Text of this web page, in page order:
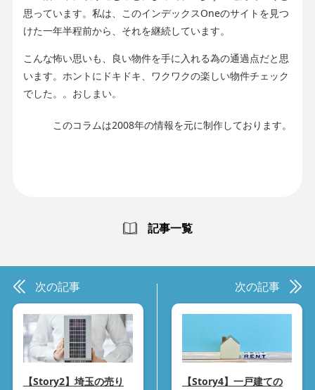
思っています。私は、このインデックスOneのサイトを見つ
けた一年半程前から、それを継続しています。
こんな怖い思いも、良い物件を手に入れる為の通過点だと思
います。ホントにドキドキ、ワクワクの楽しい物件チェック
でした。。おしまい。
このコラムは2008年の情報を元に制作しております。
記事一覧
次の記事
【Story2】埼玉の売り
次の記事
【Story4】一戸建ての